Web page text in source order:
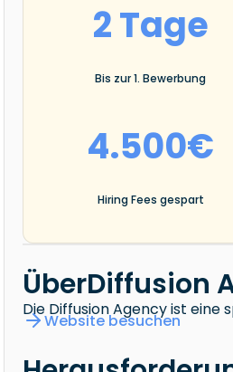
2 Tage
Bis zur 1. Bewerbung
4.500€
Hiring Fees gespart
ÜberDiffusion
Die Diffusion Agency ist eine
Website besuchen